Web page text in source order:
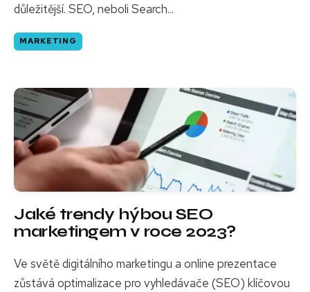
důležitější. SEO, neboli Search...
MARKETING
Jaké trendy hýbou SEO
marketingem v roce 2023?
Ve světě digitálního marketingu a online prezentace
zůstává optimalizace pro vyhledávače (SEO) klíčovou